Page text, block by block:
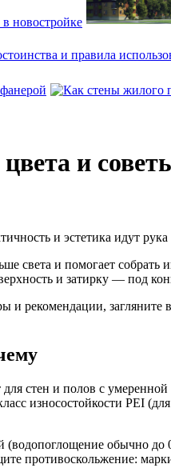
новостройке
и правила
и
и эстетика идут рука
света и помогает
и затирку — под
и рекомендации, загляните в
стен и полов с
износостойкости PEI
обычно
противоскольжение: